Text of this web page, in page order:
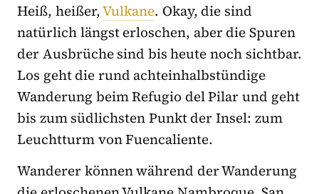
Heiß, heißer,Vulkane. Okay, die sind
natürlich längst erloschen, aber die Spuren
der Ausbrüche sind bis heute noch sichtbar.
Los geht die rund achteinhalbstündige
Wanderung beim Refugio del Pilar und geht
bis zum südlichsten Punkt der Insel: zum
Leuchtturm von Fuencaliente.
Wanderer können während der Wanderung